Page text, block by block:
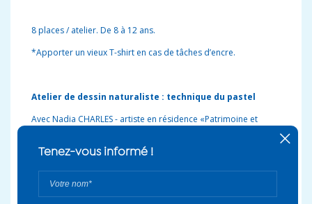
8 places / atelier. De 8 à 12 ans.
*Apporter un vieux T-shirt en cas de tâches d’encre.
Atelier de dessin naturaliste : technique du pastel
Avec Nadia CHARLES - artiste en résidence «Patrimoine et
Le mardi 3 août de 10h à 12h et de 13h30 à 15h30.
Le mercredi 4 août de 10h à 12h et de 13h30 à 15h30.